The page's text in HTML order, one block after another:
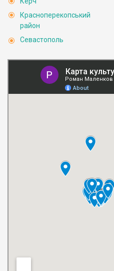
Красноперекопський
район
Севастополь